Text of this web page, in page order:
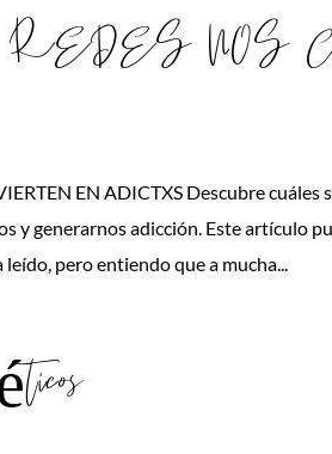
NOS
EN ADICTXS Descubre cuáles
y generarnos adicción. Este artículo
pero entiendo que a mucha...